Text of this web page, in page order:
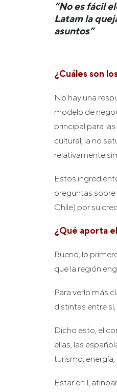
“No es fácil
Latam la
asuntos”
¿Cuáles son
No hay una
modelo de
principal para
cultural, la no
relativamente
Estos
preguntas sobre
Chile) por su
¿Qué aporta
Bueno, lo
que la región
Para verlo más
distintas entre
Dicho esto, el
ellas, las
turismo,
Estar en